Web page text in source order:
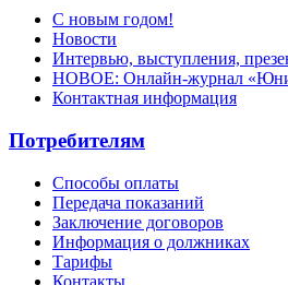
С новым годом!
Новости
Интервью, выступления,
НОВОЕ: Онлайн-журнал
Контактная информация
Потребителям
Способы оплаты
Передача показаний
Заключение договоров
Информация о должниках
Тарифы
Контакты